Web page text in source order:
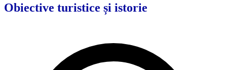
Obiective turistice și istorie